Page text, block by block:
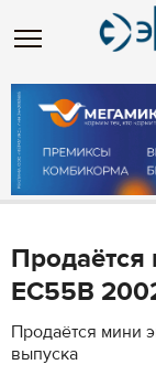
Продаётся
EC55B
Продаётся мини
выпуска